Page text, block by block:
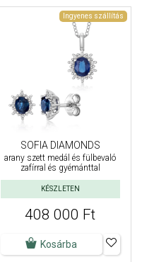
Ingyenes szállítás
SOFIA DIAMONDS
arany szett medál és fülbevaló
zafírral és gyémánttal
KÉSZLETEN
408 000 Ft
Kosárba